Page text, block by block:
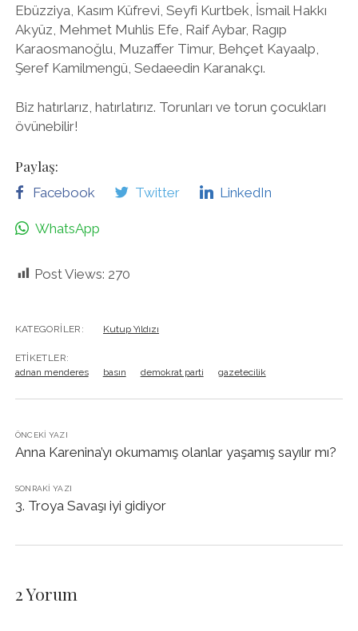
Ebüzziya, Kasım Küfrevi, Seyfi Kurtbek, İsmail Hakkı
Akyüz, Mehmet Muhlis Efe, Raif Aybar, Ragıp
Karaosmanoğlu, Muzaffer Timur, Behçet Kayaalp,
Şeref Kamilmengü, Sedaeedin Karanakçı.
Biz hatırlarız, hatırlatırız. Torunları ve torun çocukları
övünebilir!
Paylaş:
Facebook Twitter LinkedIn
WhatsApp
Post Views: 270
KATEGORILER: Kutup Yıldızı
ETIKETLER:
adnan menderes
basın demokrat parti gazetecilik
ÖNCEKI YAZI
Anna Karenina’yı okumamış olanlar yaşamış sayılır mı?
SONRAKI YAZI
3. Troya Savaşı iyi gidiyor
2 Yorum